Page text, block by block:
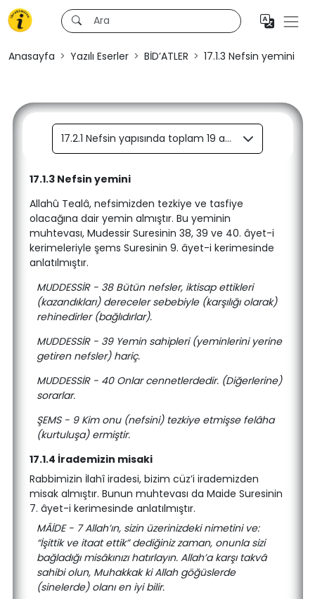
Anasayfa Yazılı Eserler BİD’ATLER 17.1.3 Nefsin yemini
17.2.1 Nefsin yapısında toplam 19 afet vardır.
17.1.3 Nefsin yemini
Allahû Tealâ, nefsimizden tezkiye ve tasfiye
olacağına dair yemin almıştır. Bu yeminin
muhtevası, Mudessir Suresinin 38, 39 ve 40. âyet-i
kerimeleriyle şems Suresinin 9. âyet-i kerimesinde
anlatılmıştır.
MUDDESSİR - 38 Bütün nefsler, iktisap ettikleri
(kazandıkları) dereceler sebebiyle (karşılığı olarak)
rehinedirler (bağlıdırlar).
MUDDESSİR - 39 Yemin sahipleri (yeminlerini yerine
getiren nefsler) hariç.
MUDDESSİR - 40 Onlar cennetlerdedir. (Diğerlerine)
sorarlar.
ŞEMS - 9 Kim onu (nefsini) tezkiye etmişse felâha
(kurtuluşa) ermiştir.
17.1.4 İrademizin misaki
Rabbimizin İlahî iradesi, bizim cüz’i irademizden
misak almıştır. Bunun muhtevası da Maide Suresinin
7. âyet-i kerimesinde anlatılmıştır.
MÂİDE - 7 Allah’ın, sizin üzerinizdeki nimetini ve:
“İşittik ve itaat ettik” dediğiniz zaman, onunla sizi
bağladığı misâkınızı hatırlayın. Allah’a karşı takvâ
sahibi olun, Muhakkak ki Allah göğüslerde
(sinelerde) olanı en iyi bilir.